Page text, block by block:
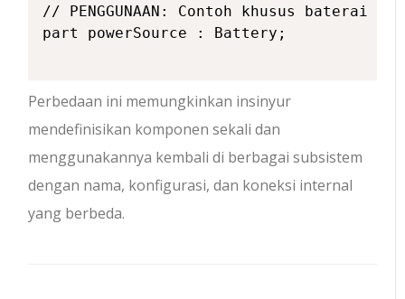
// PENGGUNAAN: Contoh khusus baterai
part powerSource : Battery;
Perbedaan ini memungkinkan insinyur
mendefinisikan komponen sekali dan
menggunakannya kembali di berbagai subsistem
dengan nama, konfigurasi, dan koneksi internal
yang berbeda.